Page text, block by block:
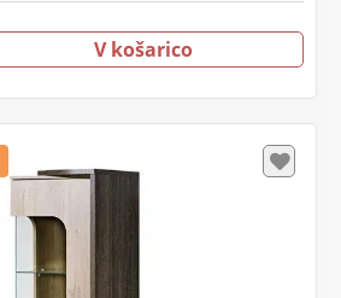
V košarico